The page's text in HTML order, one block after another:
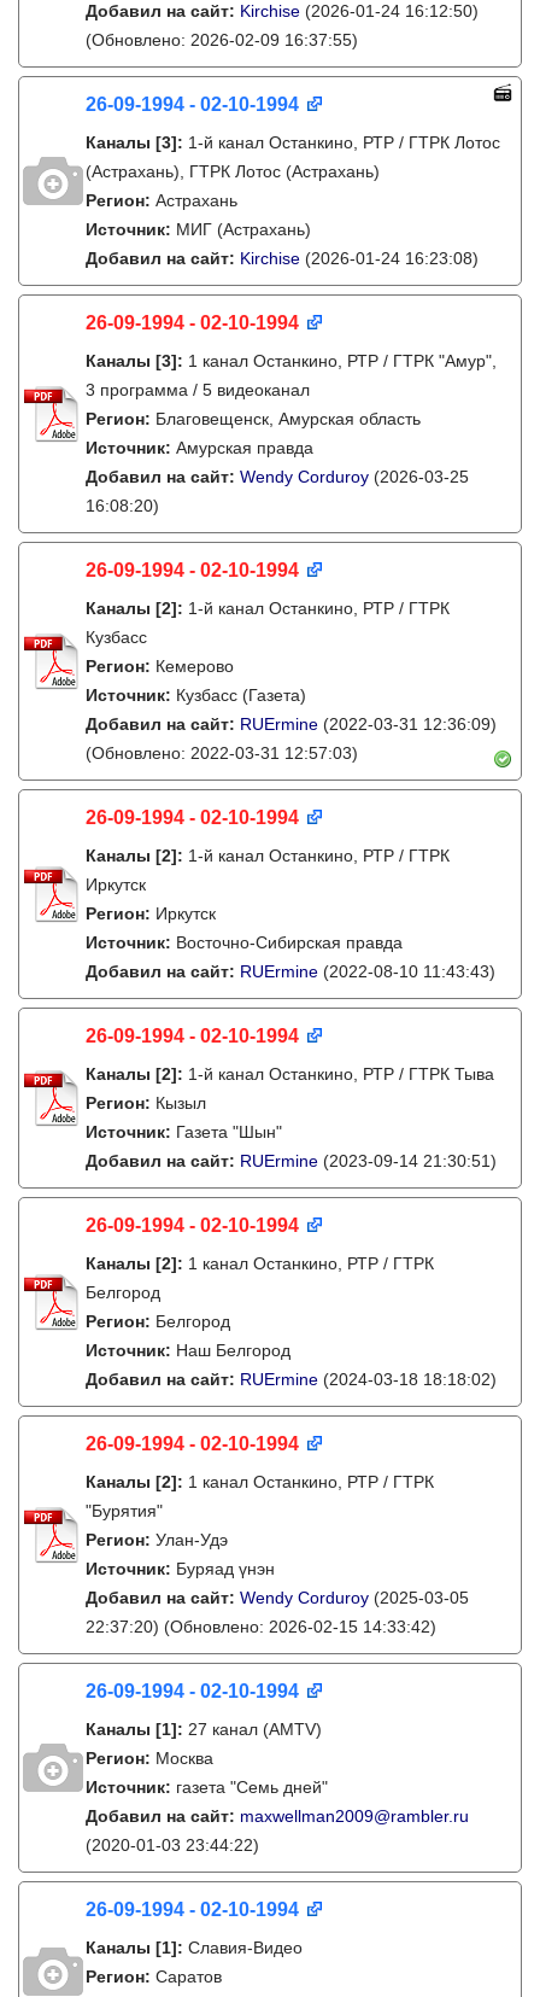
Добавил на сайт: Kirchise (2026-01-24 16:12:50)
(Обновлено: 2026-02-09 16:37:55)
26-09-1994 - 02-10-1994
Каналы [3]: 1-й канал Останкино, РТР / ГТРК Лотос
(Астрахань), ГТРК Лотос (Астрахань)
Регион: Астрахань
Источник: МИГ (Астрахань)
Добавил на сайт: Kirchise (2026-01-24 16:23:08)
26-09-1994 - 02-10-1994
Каналы [3]: 1 канал Останкино, РТР / ГТРК "Амур",
3 программа / 5 видеоканал
Регион: Благовещенск, Амурская область
Источник: Амурская правда
Добавил на сайт: Wendy Corduroy (2026-03-25
16:08:20)
26-09-1994 - 02-10-1994
Каналы [2]: 1-й канал Останкино, РТР / ГТРК
Кузбасс
Регион: Кемерово
Источник: Кузбасс (Газета)
Добавил на сайт: RUErmine (2022-03-31 12:36:09)
(Обновлено: 2022-03-31 12:57:03)
26-09-1994 - 02-10-1994
Каналы [2]: 1-й канал Останкино, РТР / ГТРК
Иркутск
Регион: Иркутск
Источник: Восточно-Сибирская правда
Добавил на сайт: RUErmine (2022-08-10 11:43:43)
26-09-1994 - 02-10-1994
Каналы [2]: 1-й канал Останкино, РТР / ГТРК Тыва
Регион: Кызыл
Источник: Газета "Шын"
Добавил на сайт: RUErmine (2023-09-14 21:30:51)
26-09-1994 - 02-10-1994
Каналы [2]: 1 канал Останкино, РТР / ГТРК
Белгород
Регион: Белгород
Источник: Наш Белгород
Добавил на сайт: RUErmine (2024-03-18 18:18:02)
26-09-1994 - 02-10-1994
Каналы [2]: 1 канал Останкино, РТР / ГТРК
"Бурятия"
Регион: Улан-Удэ
Источник: Буряад үнэн
Добавил на сайт: Wendy Corduroy (2025-03-05
22:37:20) (Обновлено: 2026-02-15 14:33:42)
26-09-1994 - 02-10-1994
Каналы [1]: 27 канал (AMTV)
Регион: Москва
Источник: газета "Семь дней"
Добавил на сайт: maxwellman2009@rambler.ru
(2020-01-03 23:44:22)
26-09-1994 - 02-10-1994
Каналы [1]: Славия-Видео
Регион: Саратов